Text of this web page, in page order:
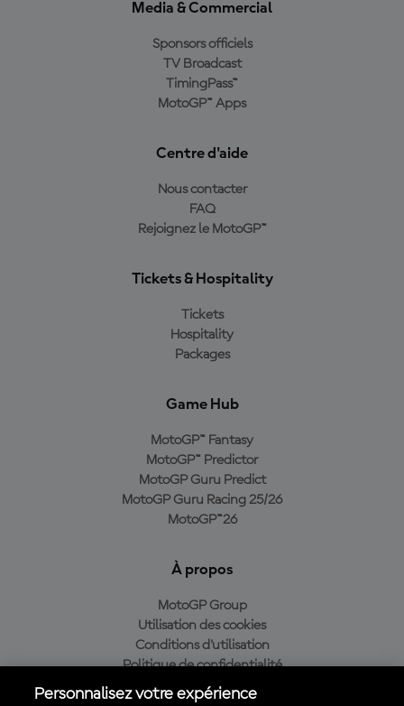
Media & Commercial
Sponsors officiels
TV Broadcast
TimingPass™
MotoGP™ Apps
Centre d'aide
Nous contacter
FAQ
Rejoignez le MotoGP™
Tickets & Hospitality
Tickets
Hospitality
Packages
Game Hub
MotoGP™ Fantasy
MotoGP™ Predictor
MotoGP Guru Predict
MotoGP Guru Racing 25/26
MotoGP™26
À propos
MotoGP Group
Utilisation des cookies
Conditions d'utilisation
Politique de confidentialité
Politique d’achat
Personnalisez votre expérience